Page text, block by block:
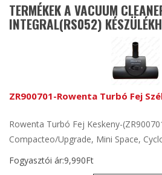
TERMÉKEK A VACUUM
INTEGRAL(RS052)
ZR900701-Rowenta Turbó Fej
Rowenta Turbó Fej Keskeny-
Compacteo/Upgrade, Mini Space,
Fogyasztói ár:9,990Ft